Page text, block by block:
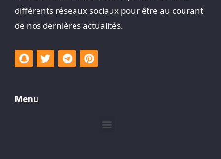
différents réseaux sociaux pour être au courant
de nos dernières actualités.
Menu